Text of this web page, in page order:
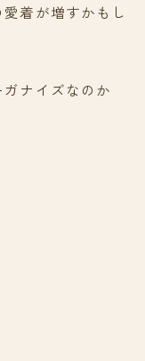
着が増すかもし
ナイズなのか